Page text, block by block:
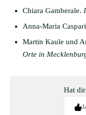
Chiara Gamberale.
Anna-Maria
Martin Kaule und
Orte in
Hat